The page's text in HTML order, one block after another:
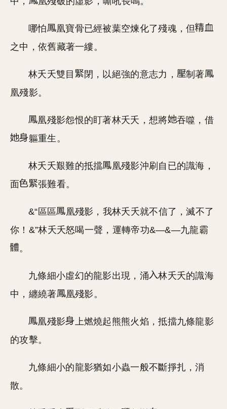
哪怕
凰寶骨已經被葉空煉化了殘魂，但
之中，依舊藏著一縷。
林夭夭雙目 閉，以絕強的意志力，
制著
凰殘影。
凰殘影怨恨的盯著林夭夭，想將
吞噬，借
軀重生。
林夭夭艱難的抵擋
凰殘影沖刷自已的識海，
面
張難看。
&“區區
凰殘影，我林夭夭就不信了，滅不了
你！&”林夭夭怒喝一聲，運轉帝功&—&—九龍霸
。
九條細小虛幻的龍影出現，涌
林夭夭的識海
中，纏繞著
凰殘影。
凰殘影
上燃燒起熊熊火焰，抵擋九條龍影
的攻擊。
九條細小的龍影猶如小蟲一般不斷掙扎，消
散。